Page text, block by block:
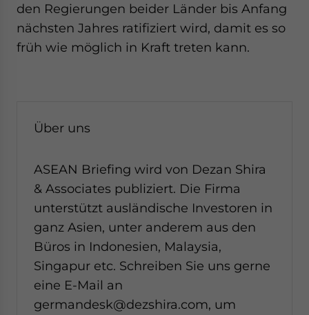
den Regierungen beider Länder bis Anfang
nächsten Jahres ratifiziert wird, damit es so
früh wie möglich in Kraft treten kann.
Über uns
ASEAN Briefing wird von Dezan Shira
& Associates publiziert. Die Firma
unterstützt ausländische Investoren in
ganz Asien, unter anderem aus den
Büros in Indonesien, Malaysia,
Singapur etc. Schreiben Sie uns gerne
eine E-Mail an
germandesk@dezshira.com, um